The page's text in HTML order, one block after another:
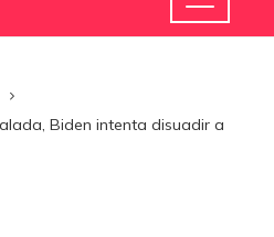
Biden intenta disuadir a